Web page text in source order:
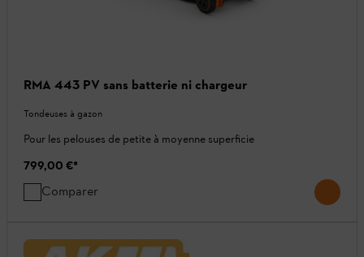
RMA 443 PV sans batterie ni chargeur
Tondeuses à gazon
Pour les pelouses de petite à moyenne superficie
799,00 €*
Comparer